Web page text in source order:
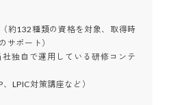
約132種類の資格を対象、取得時
サポート）
独自で運用している研修コンテ
LPIC対策講座など）